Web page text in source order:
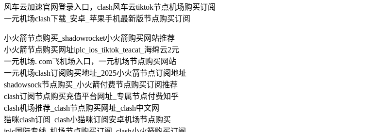
风车云加速官网登录入口，clash风车云tiktok节点机场购买订阅
一元机场clash下载_安卓_苹果手机最新版节点购买订阅
小火箭节点购买_shadowrocket小火箭购买网站推荐
小火箭节点购买网址iplc_ios_tiktok_teacat_海绵云2元
一元机场. com飞机场入口，一元机场节点购买网站
一元机场clash订阅购买地址_2025小火箭节点订阅地址
shadowsock节点购买_小火箭付费节点购买订阅推荐
clash订阅节点购买充值平台网址_专属节点付费知乎
clash机场推荐_clash节点购买网址_clash中文网
猫咪clash订阅_clash小猫咪订阅安卓机场节点购买